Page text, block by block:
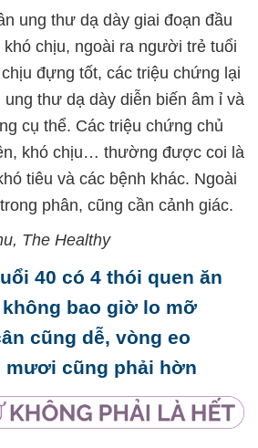
ung thư dạ dày giai đoạn đầu
khó chịu, ngoài ra người trẻ tuổi
đựng tốt, các triệu chứng lại
thư dạ dày diễn biến âm ỉ và
cụ thể. Các triệu chứng chủ
khó chịu… thường được coi là
tiêu và các bệnh khác. Ngoài
phân, cũng cần cảnh giác.
The Healthy
40 có 4 thói quen ăn
bao giờ lo mỡ
cũng dễ, vòng eo
mươi cũng phải hờn